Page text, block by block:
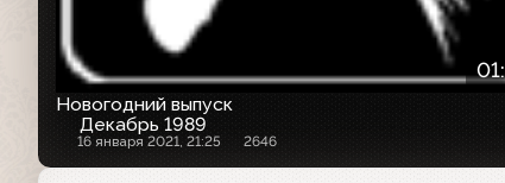
Новогодний выпуск
Декабрь 1989
16 января 2021, 21:25 2646